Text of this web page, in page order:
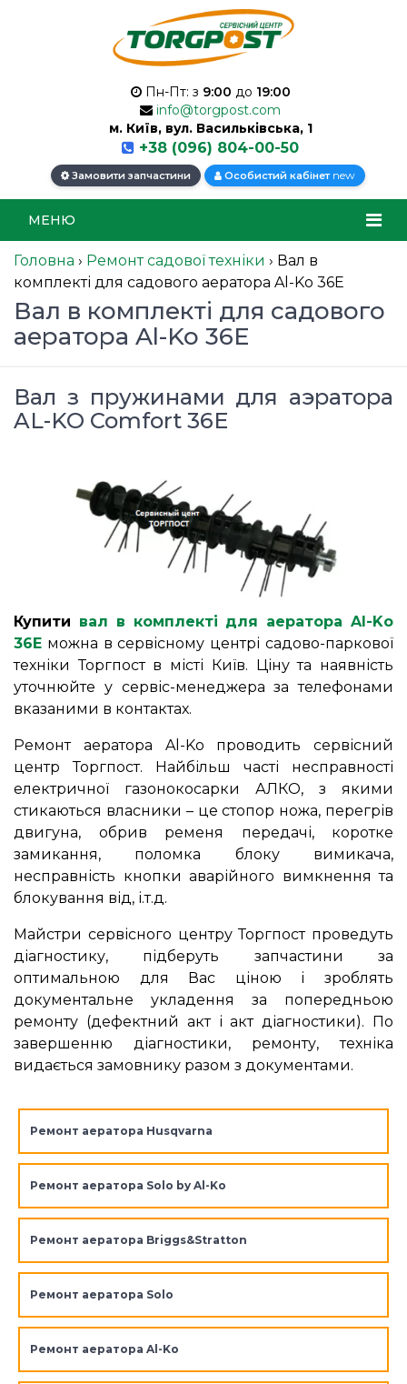
Пн-Пт: з 9:00 до 19:00
info@torgpost.com
м. Київ, вул. Васильківська, 1
+38 (096) 804-00-50
Замовити запчастини Особистий кабінет new
МЕНЮ
Головна › Ремонт садової техніки › Вал в
комплекті для садового аератора Al-Ko 36Е
Вал в комплекті для садового
аератора Al-Ko 36Е
Вал з пружинами для аэратора
AL-KO Comfort 36E
Купити вал в комплекті для аератора Al-Ko
36Е можна в сервісному центрі садово-паркової
техніки Торгпост в місті Київ. Ціну та наявність
уточнюйте у сервіс-менеджера за телефонами
вказаними в контактах.
Ремонт аератора Al-Ko проводить сервісний
центр Торгпост. Найбільш часті несправності
електричної газонокосарки АЛКО, з якими
стикаються власники – це стопор ножа, перегрів
двигуна, обрив ременя передачі, коротке
замикання, поломка блоку вимикача,
несправність кнопки аварійного вимкнення та
блокування від, і.т.д.
Майстри сервісного центру Торгпост проведуть
діагностику, підберуть запчастини за
оптимальною для Вас ціною і зроблять
документальне укладення за попередньою
ремонту (дефектний акт і акт діагностики). По
завершенню діагностики, ремонту, техніка
видається замовнику разом з документами.
Ремонт аератора Husqvarna
Ремонт аератора Solo by Al-Ko
Ремонт аератора Briggs&Stratton
Ремонт аератора Solo
Ремонт аератора Al-Ko